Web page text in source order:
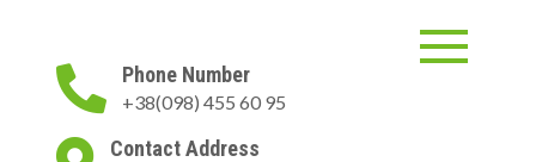
ShBP Academy
Онлайн-курсы только с
актуальной информацией и по
востребованным на рынке
Phone Number
+38(098) 455 60 95
Contact Address